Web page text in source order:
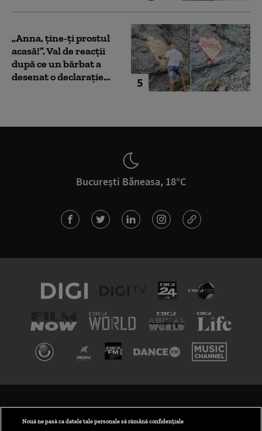
5
„Anna, ţine-ţi prostul
acasă!”. Val de reacții
după ce un bărbat a
desenat o declarație...
București Băneasa, 18°C
Nouă ne pasă ca datele tale personale să rămână confidențiale